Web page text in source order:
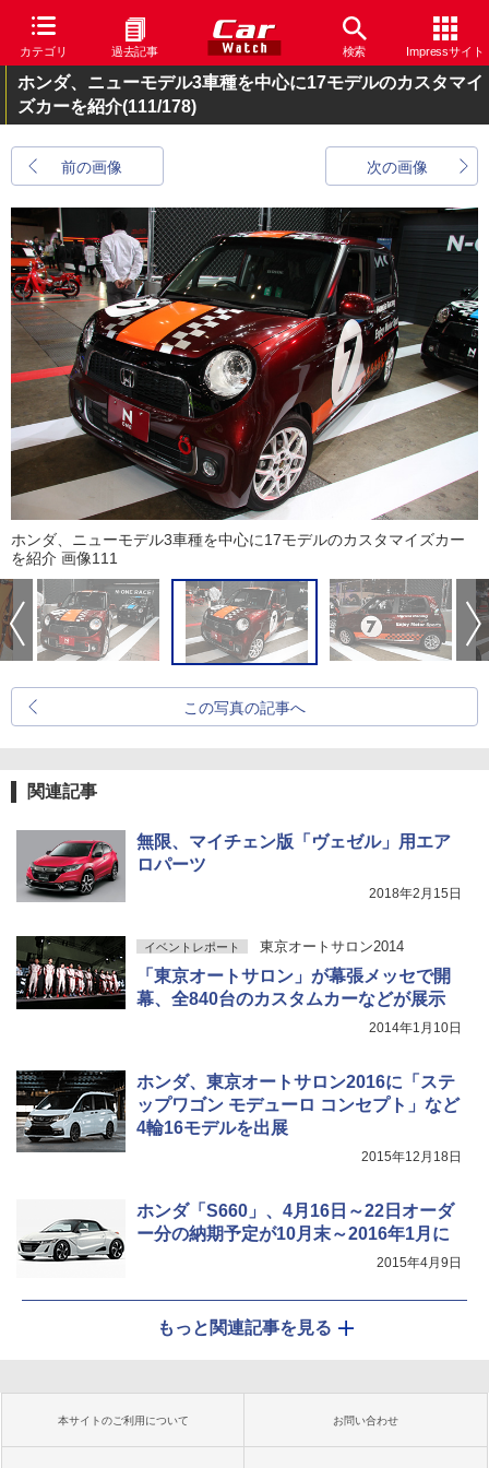
カテゴリ 過去記事 検索 Impressサイト
ホンダ、ニューモデル3車種を中心に17モデルのカスタマイ
ズカーを紹介(111/178)
前の画像 次の画像
ホンダ、ニューモデル3車種を中心に17モデルのカスタマイズカー
を紹介 画像111
この写真の記事へ
関連記事
無限、マイチェン版「ヴェゼル」用エア
ロパーツ
2018年2月15日
イベントレポート 東京オートサロン2014
「東京オートサロン」が幕張メッセで開
幕、全840台のカスタムカーなどが展示
2014年1月10日
ホンダ、東京オートサロン2016に「ステ
ップワゴン モデューロ コンセプト」など
4輪16モデルを出展
2015年12月18日
ホンダ「S660」、4月16日～22日オーダ
ー分の納期予定が10月末～2016年1月に
2015年4月9日
もっと関連記事を見る
本サイトのご利用について お問い合わせ